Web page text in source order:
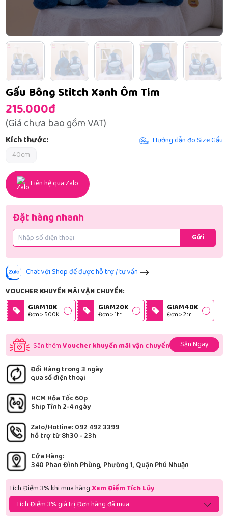
Gấu Bông Stitch Xanh Ôm Tim
215.000đ
(Giá chưa bao gồm VAT)
Kích thước:
Hướng dẫn đo Size Gấu
40cm
Liên hệ qua Zalo
Đặt hàng nhanh
Gửi
Chat với Shop để được hỗ trợ / tư vấn
VOUCHER KHUYẾN MÃI VẬN CHUYỂN:
GIAM10K
Đơn > 500K
GIAM20K
Đơn > 1tr
GIAM40K
Đơn > 2tr
Săn thêmVoucher khuyến mãi vận chuyển Săn Ngay
Đổi Hàng trong 3 ngày
qua số điện thoại
HCM Hỏa Tốc 60p
Ship Tỉnh 2-4 ngày
Zalo/Hotline: 092 492 3399
hỗ trợ từ 8h30 - 23h
Cửa Hàng:
340 Phan Đình Phùng, Phường 1, Quận Phú Nhuận
Tích Điểm 3% khi mua hàng Xem Điểm Tích Lũy
Tích Điểm 3% giá trị Đơn hàng đã mua